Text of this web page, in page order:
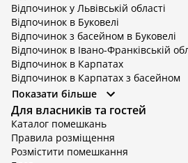
Відпочинок у Львівській області
Відпочинок в Буковелі
Відпочинок з басейном в Буковелі
Відпочинок в Івано-Франківській
Відпочинок в Карпатах
Відпочинок в Карпатах з басейном
Відпочинок в Київській області
Відпочинок в Київській області з
Відпочинок в Тернопільській області
Відпочинок у Вінницькій області
Відпочинок в Яремче
Показати більше
Для власників та гостей
Каталог помешкань
Правила розміщення
Розмістити помешкання